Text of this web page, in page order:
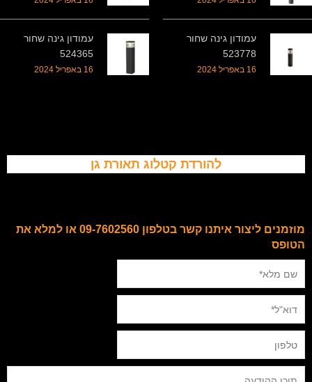
עמודון גינה שחור
523778
16 באפריל 2024
עמודון גינה שחור
524365
16 באפריל 2024
להורדת קטלוג תאורת גן
מוזמנים ליצור איתנו קשר בטלפון 09-7602560 או למלא את
הטופס